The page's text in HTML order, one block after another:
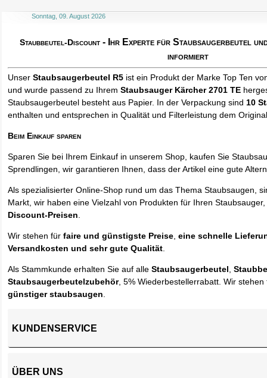
Sonntag, 09. August 2026
Staubbeutel-Discount - Ihr Experte für Staubsaugerbeutel
informiert
UnserStaubsaugerbeutel R5 ist ein Produkt der Marke Top Ten
und wurde passend zu IhremStaubsauger Kärcher 2701 TE
Staubsaugerbeutel besteht aus Papier. In der Verpackung sind10
enthalten und entsprechen in Qualität und Filterleistung dem
Beim Einkauf sparen
Sparen Sie bei Ihrem Einkauf in unserem Shop, kaufen Sie
Sprendlingen, wir garantieren Ihnen, dass der Artikel eine gute
Als spezialisierter Online-Shop rund um das Thema Staubsaugen,
Markt, wir haben eine Vielzahl von Produkten für Ihren
Discount-Preisen.
Wir stehen fürfaire und günstigste Preise,eine schnelle
Versandkosten und sehr gute Qualität.
Als Stammkunde erhalten Sie auf alleStaubsaugerbeutel,
Staubsaugerbeutelzubehör, 5% Wiederbestellerrabatt. Wir
günstiger staubsaugen.
KUNDENSERVICE
ÜBER UNS